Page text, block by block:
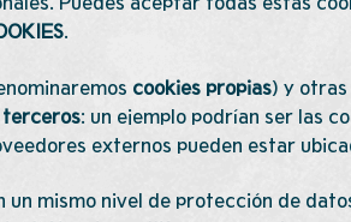
Puedes aceptar todas estas
.
cookies propias) y otras
terceros: un ejemplo podrían ser las
externos pueden estar
un mismo nivel de protección de